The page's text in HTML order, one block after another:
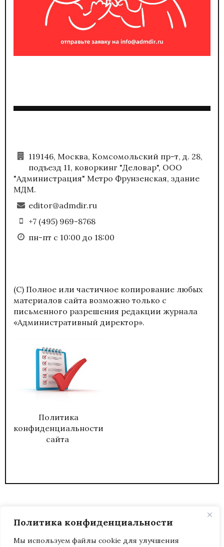
Политика конфиденциальности
Мы используем файлы cookie для улучшения
119146, Москва, Комсомольский пр-т, д. 28,
подъезд 11, коворкинг "Деловар", ООО
"Администрация" Метро Фрунзенская, здание
МДМ.
editor@admdir.ru
+7 (495) 969-8768
пн-пт с 10:00 до 18:00
(С) Полное или частичное копирование любых
материалов сайта возможно только с
письменного разрешения редакции журнала
«Административный директор».
Политика
конфиденциальности
сайта